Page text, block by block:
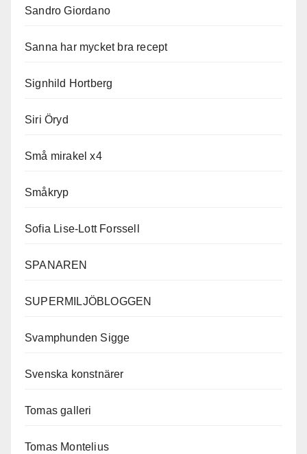
Sandro Giordano
Sanna har mycket bra recept
Signhild Hortberg
Siri Öryd
Små mirakel x4
Småkryp
Sofia Lise-Lott Forssell
SPANAREN
SUPERMILJÖBLOGGEN
Svamphunden Sigge
Svenska konstnärer
Tomas galleri
Tomas Montelius